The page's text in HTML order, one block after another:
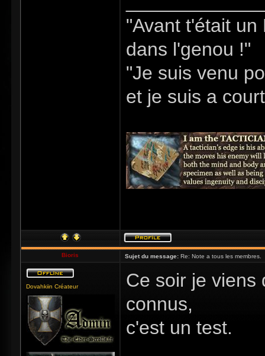
"Avant t'était
dans l'genou !"
"Je suis venu
et je suis a
Bioris Sujet du message: Re: Note a tous les membres.
Dovahkiin Créateur
Ce soir je viens
connus,
c'est un test.